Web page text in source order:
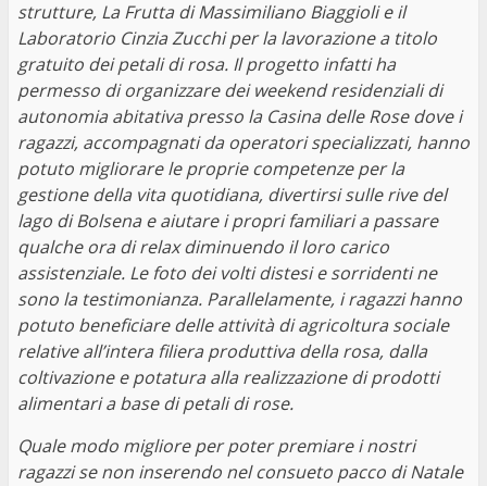
strutture, La Frutta di Massimiliano Biaggioli e il
Laboratorio Cinzia Zucchi per la lavorazione a titolo
gratuito dei petali di rosa. Il progetto infatti ha
permesso di organizzare dei weekend residenziali di
autonomia abitativa presso la Casina delle Rose dove i
ragazzi, accompagnati da operatori specializzati, hanno
potuto migliorare le proprie competenze per la
gestione della vita quotidiana, divertirsi sulle rive del
lago di Bolsena e aiutare i propri familiari a passare
qualche ora di relax diminuendo il loro carico
assistenziale. Le foto dei volti distesi e sorridenti ne
sono la testimonianza. Parallelamente, i ragazzi hanno
potuto beneficiare delle attività di agricoltura sociale
relative all’intera filiera produttiva della rosa, dalla
coltivazione e potatura alla realizzazione di prodotti
alimentari a base di petali di rose.
Quale modo migliore per poter premiare i nostri
ragazzi se non inserendo nel consueto pacco di Natale